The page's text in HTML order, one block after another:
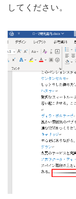
してください。